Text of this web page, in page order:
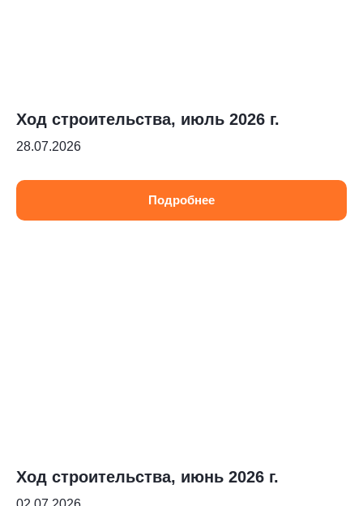
Ход строительства, июль 2026 г.
28.07.2026
Подробнее
Ход строительства, июнь 2026 г.